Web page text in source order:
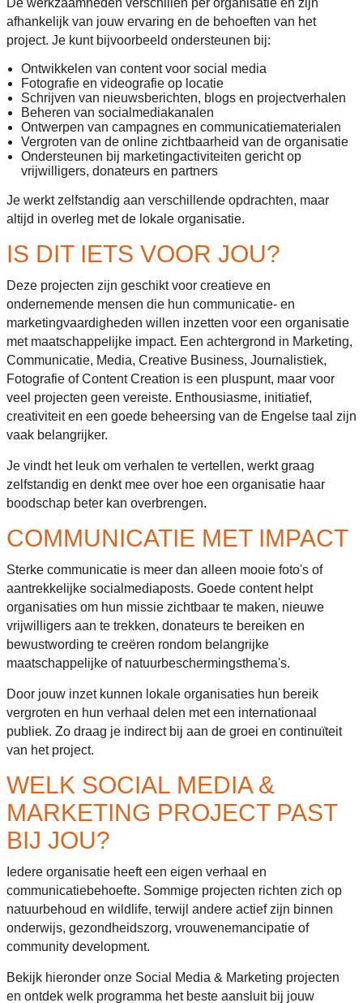
De werkzaamheden verschillen per organisatie en zijn
afhankelijk van jouw ervaring en de behoeften van het
project. Je kunt bijvoorbeeld ondersteunen bij:
Ontwikkelen van content voor social media
Fotografie en videografie op locatie
Schrijven van nieuwsberichten, blogs en projectverhalen
Beheren van socialmediakanalen
Ontwerpen van campagnes en communicatiematerialen
Vergroten van de online zichtbaarheid van de organisatie
Ondersteunen bij marketingactiviteiten gericht op
vrijwilligers, donateurs en partners
Je werkt zelfstandig aan verschillende opdrachten, maar
altijd in overleg met de lokale organisatie.
IS DIT IETS VOOR JOU?
Deze projecten zijn geschikt voor creatieve en
ondernemende mensen die hun communicatie- en
marketingvaardigheden willen inzetten voor een organisatie
met maatschappelijke impact. Een achtergrond in Marketing,
Communicatie, Media, Creative Business, Journalistiek,
Fotografie of Content Creation is een pluspunt, maar voor
veel projecten geen vereiste. Enthousiasme, initiatief,
creativiteit en een goede beheersing van de Engelse taal zijn
vaak belangrijker.
Je vindt het leuk om verhalen te vertellen, werkt graag
zelfstandig en denkt mee over hoe een organisatie haar
boodschap beter kan overbrengen.
COMMUNICATIE MET IMPACT
Sterke communicatie is meer dan alleen mooie foto's of
aantrekkelijke socialmediaposts. Goede content helpt
organisaties om hun missie zichtbaar te maken, nieuwe
vrijwilligers aan te trekken, donateurs te bereiken en
bewustwording te creëren rondom belangrijke
maatschappelijke of natuurbeschermingsthema's.
Door jouw inzet kunnen lokale organisaties hun bereik
vergroten en hun verhaal delen met een internationaal
publiek. Zo draag je indirect bij aan de groei en continuïteit
van het project.
WELK SOCIAL MEDIA &
MARKETING PROJECT PAST
BIJ JOU?
Iedere organisatie heeft een eigen verhaal en
communicatiebehoefte. Sommige projecten richten zich op
natuurbehoud en wildlife, terwijl andere actief zijn binnen
onderwijs, gezondheidszorg, vrouwenemancipatie of
community development.
Bekijk hieronder onze Social Media & Marketing projecten
en ontdek welk programma het beste aansluit bij jouw